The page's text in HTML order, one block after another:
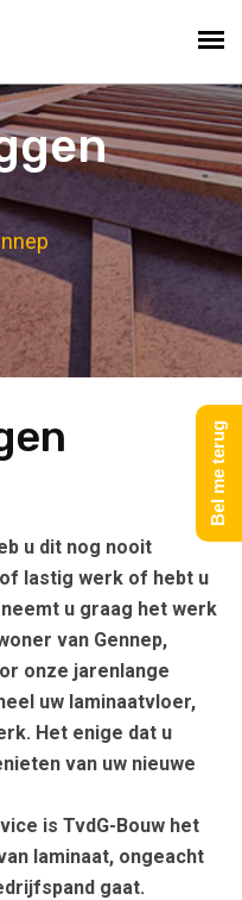
u dit nog nooit
lastig werk of hebt u
u graag het werk
van Gennep,
onze jarenlange
uw laminaatvloer,
Het enige dat u
van uw nieuwe
is TvdG-Bouw het
laminaat, ongeacht
gaat.
Bel me terug